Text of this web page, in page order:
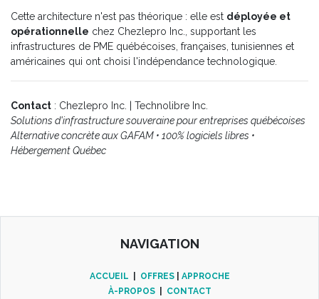
Cette architecture n'est pas théorique : elle est déployée et
opérationnelle chez Chezlepro Inc., supportant les
infrastructures de PME québécoises, françaises, tunisiennes et
américaines qui ont choisi l'indépendance technologique.
Contact : Chezlepro Inc. | Technolibre Inc.
Solutions d'infrastructure souveraine pour entreprises québécoises
Alternative concrète aux GAFAM • 100% logiciels libres •
Hébergement Québec
NAVIGATION
ACCUEIL OFFRES
APPROCHE
À-PROPOS
CONTACT